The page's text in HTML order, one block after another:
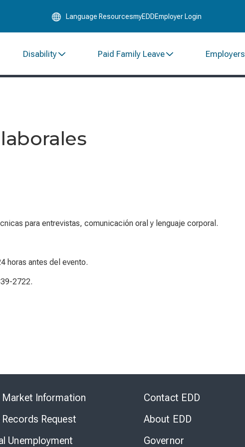
to
Language ResourcesmyEDDEmployer Login
Disability Paid Family Leave Employers
para entrevistas, comunicación oral y lenguaje corporal.
horas antes del evento.
2722.
Market Information
Records Request
Unemployment
Contact EDD
About EDD
Governor